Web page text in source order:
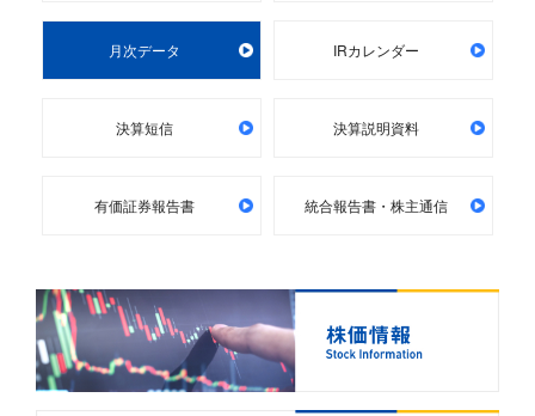
月次データ IRカレンダー
決算短信 決算説明資料
有価証券報告書 統合報告書・株主通信